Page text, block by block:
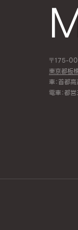
〒175-
東京都板
車：首都
電車：都